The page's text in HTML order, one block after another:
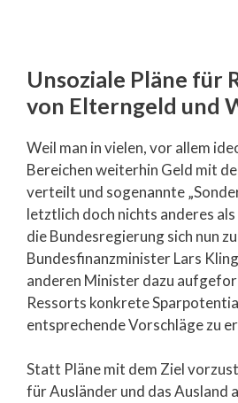
Unsoziale Pläne für
von Elterngeld und
Weil man in vielen, vor allem
Bereichen weiterhin Geld mit
verteilt und sogenannte
letztlich doch nichts anderes als
die Bundesregierung sich nun
Bundesfinanzminister Lars
anderen Minister dazu
Ressorts konkrete
entsprechende Vorschläge zu
Statt Pläne mit dem Ziel
für Ausländer und das Ausland